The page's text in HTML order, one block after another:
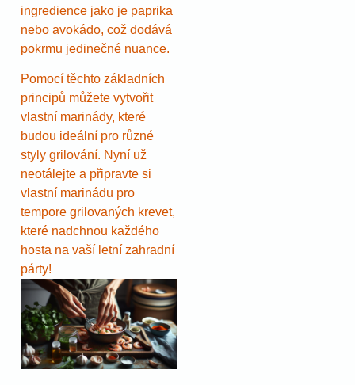
ingredience jako je paprika
nebo avokádo, což dodává
pokrmu jedinečné nuance.
Pomocí těchto základních
principů můžete vytvořit
vlastní marinády, které
budou ideální pro různé
styly grilování. Nyní už
neotálejte a připravte si
vlastní marinádu pro
tempore grilovaných krevet,
které nadchnou každého
hosta na vaší letní zahradní
párty!